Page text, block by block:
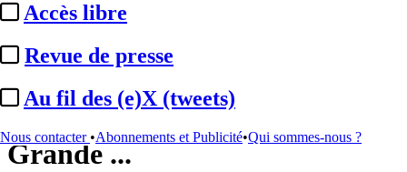
Accès libre
Revue de presse
Au fil des (e)X (tweets)
Nous contacter •Abonnements et Publicité•Qui sommes-nous ?
Entreprises et marchés
Pathé :le réseau de salles
renouvelle son opération « La
Grande ...